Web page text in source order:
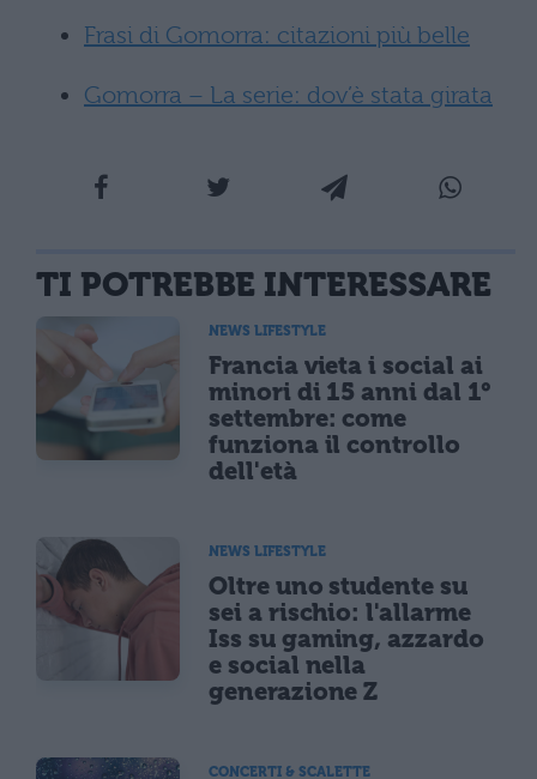
Frasi di Gomorra: citazioni più belle
Gomorra – La serie: dov’è stata girata
TI POTREBBE INTERESSARE
NEWS LIFESTYLE
Francia vieta i social ai
minori di 15 anni dal 1°
settembre: come
funziona il controllo
dell'età
NEWS LIFESTYLE
Oltre uno studente su
sei a rischio: l'allarme
Iss su gaming, azzardo
e social nella
generazione Z
CONCERTI & SCALETTE